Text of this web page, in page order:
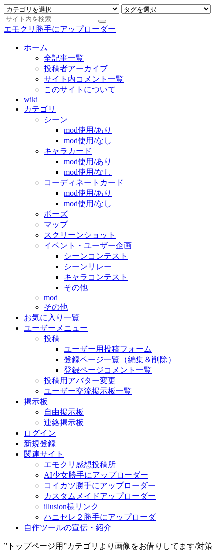
エモクリ勝手にアップローダー
ホーム
全記事一覧
投稿者アーカイブ
サイト内コメント一覧
このサイトについて
wiki
カテゴリ
シーン
mod使用/あり
mod使用/なし
キャラカード
mod使用/あり
mod使用/なし
コーディネートカード
mod使用/あり
mod使用/なし
ポーズ
マップ
スクリーンショット
イベント・ユーザー企画
シーンコンテスト
シーンリレー
キャラコンテスト
その他
mod
その他
お気に入り一覧
ユーザーメニュー
投稿
ユーザー用投稿フォーム
登録ページ一覧（編集＆削除）
登録ページコメント一覧
投稿用アバター変更
ユーザー交流掲示板一覧
掲示板
自由掲示板
連絡掲示板
ログイン
新規登録
関連サイト
エモクリ感想投稿所
AI少女勝手にアップローダー
コイカツ勝手にアップローダー
カスタムメイドアップローダー
illusion様リンク
ハニセレ２勝手にアップローダ
自作ツールの宣伝・紹介
”トップページ用”カテゴリより画像をお借りしてます/対策